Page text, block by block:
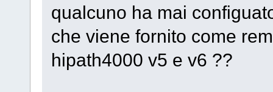
qualcuno ha mai
che viene fornito come
hipath4000 v5 e v6 ??